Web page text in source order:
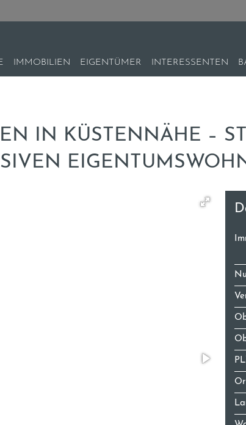
IMMOBILIEN EIGENTÜMER INTERESSENTEN
IN KÜSTENNÄHE –